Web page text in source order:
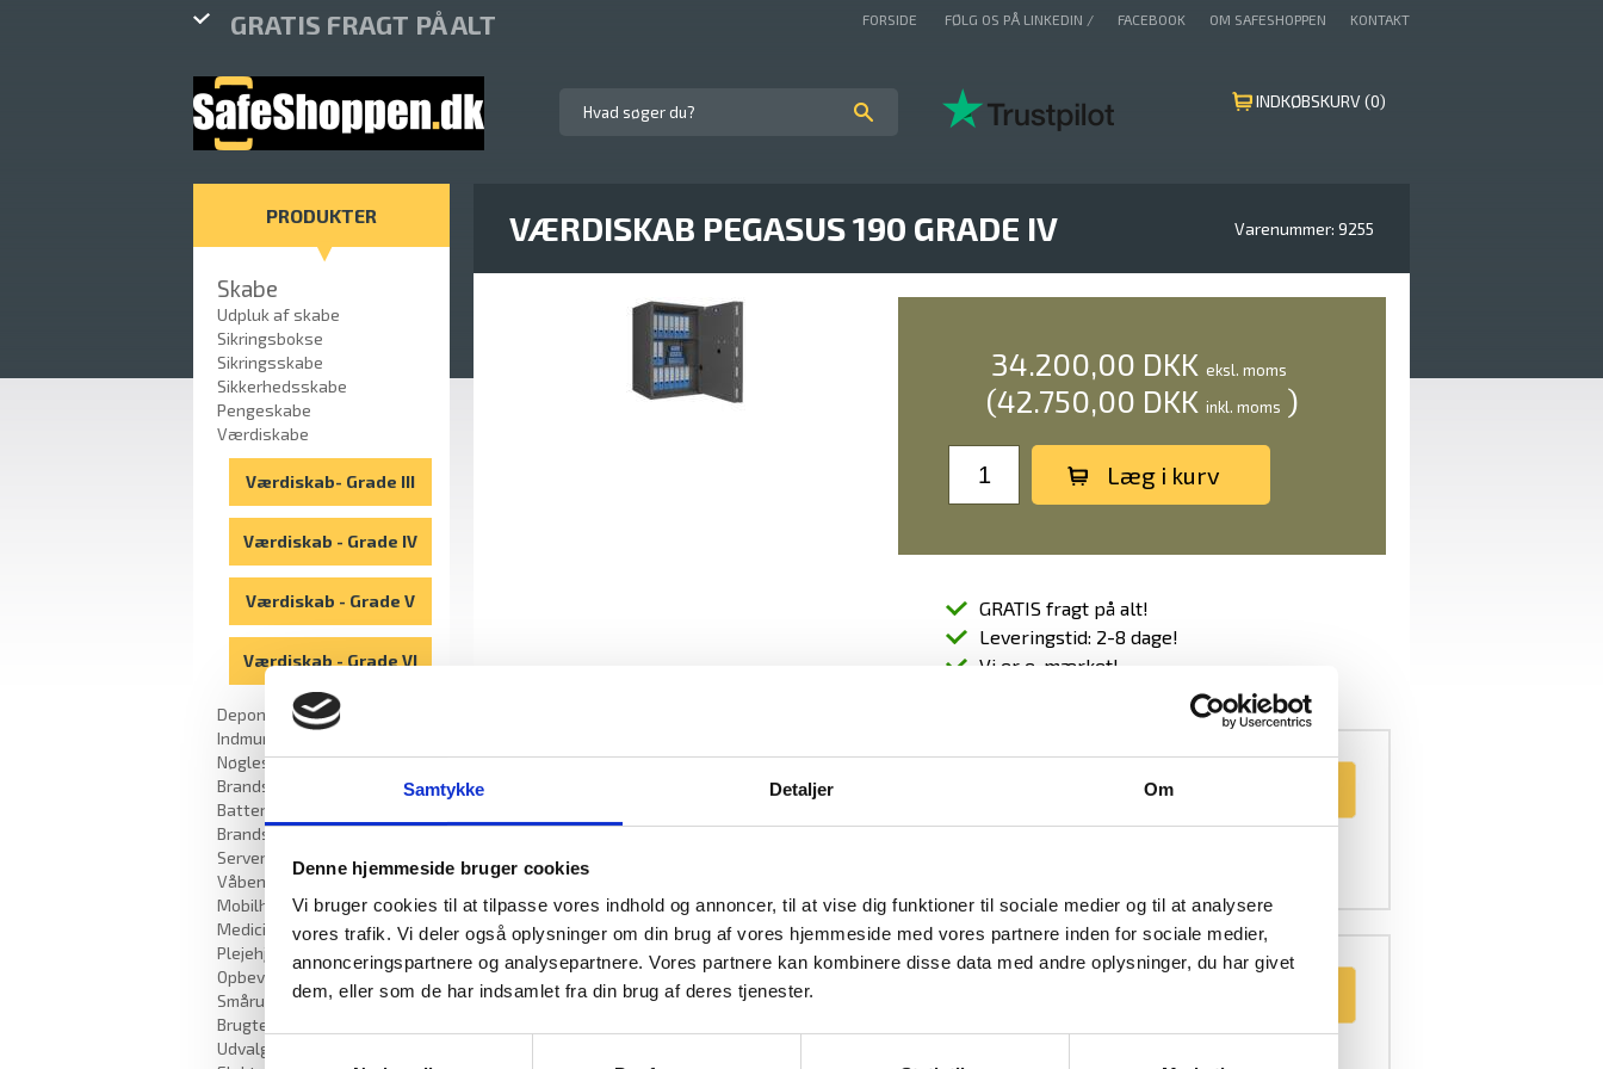
Samtykke Detaljer Om
Denne hjemmeside bruger cookies
Vi bruger cookies til at tilpasse vores indhold og annoncer, til at vise dig funktioner til sociale medier og til at analysere
vores trafik. Vi deler også oplysninger om din brug af vores hjemmeside med vores partnere inden for sociale medier,
annonceringspartnere og analysepartnere. Vores partnere kan kombinere disse data med andre oplysninger, du har givet
dem, eller som de har indsamlet fra din brug af deres tjenester.
Samtykkevalg
GRATIS FRAGT PÅ ALT FORSIDE FØLG OS PÅ LINKEDIN / FACEBOOK OM SAFESHOPPEN KONTAKT
INDKØBSKURV (0)
PRODUKTER
Skabe
Udpluk af skabe
Sikringsbokse
Sikringsskabe
Sikkerhedsskabe
Pengeskabe
Værdiskabe
Værdiskab- Grade III
Værdiskab - Grade IV
Værdiskab - Grade V
Værdiskab - Grade VI
Deponeringsskabe/bokse
Indmuringsbokse/Gulvbokse
Nøgleskabe / nøglebokse
Brandskabe
Batteriskabe
Brandsikre batteriskabe
Serverskabe
Våbenskabe
Mobilhotel
Medicinskabe til
Plejehjem/Bosteder
Opbevaringsskabe /
Smårumsskabe
Brugte skabe - Lagersalg
Udvalgte varer
VÆRDISKAB PEGASUS 190 GRADE IV Varenummer: 9255
34.200,00 DKK eksl. moms
(42.750,00 DKK inkl. moms )
GRATIS fragt på alt!
Leveringstid: 2-8 dage!
Vi er e-mærket!
Aflåsning 2 stk. Højsikkerheds nøglelås, -
Den ene nøglelås kan erstattes med
(mod merpris)
Mål:
Udv. H: 965 B: 620 D: 550 mm. + dørgreb 76
mm.
Indv. H: 885 B: 540 D: 397 mm.
Vægt: 458 kg.
Forberedt for fastboltning i gulv -
Ring for pris!